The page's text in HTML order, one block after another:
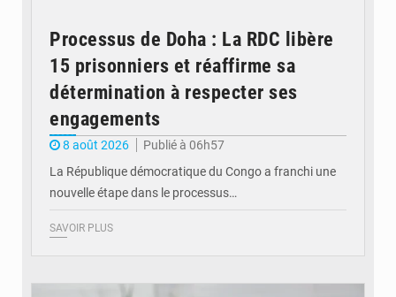
Processus de Doha : La RDC libère
15 prisonniers et réaffirme sa
détermination à respecter ses
engagements
8 août 2026
Publié à 06h57
La République démocratique du Congo a franchi une
nouvelle étape dans le processus…
SAVOIR PLUS